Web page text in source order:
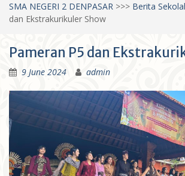
SMA NEGERI 2 DENPASAR >>> Berita
dan Ekstrakurikuler Show
Pameran P5 dan
9 June 2024 admin